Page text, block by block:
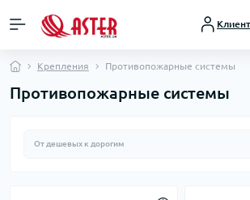
Крепления Противопожарные системы
Противопожарные системы